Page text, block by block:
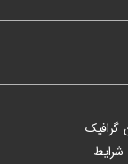
گرافیک
شرایط